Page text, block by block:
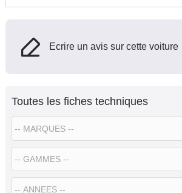
Ecrire un avis sur cette voiture
Toutes les fiches techniques